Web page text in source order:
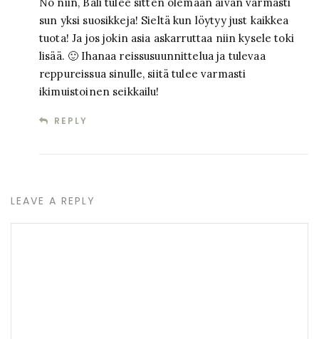
No niin, Bali tulee sitten olemaan aivan varmasti
sun yksi suosikkeja! Sieltä kun löytyy just kaikkea
tuota! Ja jos jokin asia askarruttaa niin kysele toki
lisää. 🙂 Ihanaa reissusuunnittelua ja tulevaa
reppureissua sinulle, siitä tulee varmasti
ikimuistoinen seikkailu!
REPLY
LEAVE A REPLY